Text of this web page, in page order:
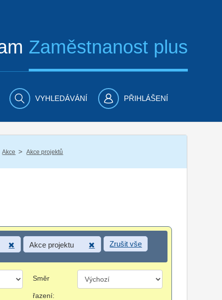
Zaměstnanost plus
VYHLEDÁVÁNÍ PŘIHLÁŠENÍ
Akce / Akce projektů
Akce projektu Zrušit vše
Směr
řazení: